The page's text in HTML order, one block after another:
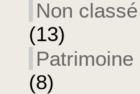
Non classé
(13)
Patrimoine
(8)